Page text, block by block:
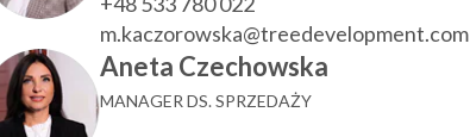
m.kaczorowska@treedevelopment.com
Aneta Czechowska
MANAGER DS. SPRZEDAŻY